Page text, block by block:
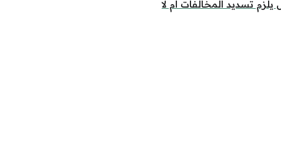
تسديد المخالفات ام لا